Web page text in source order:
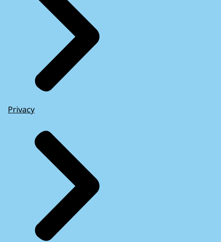
Privacy